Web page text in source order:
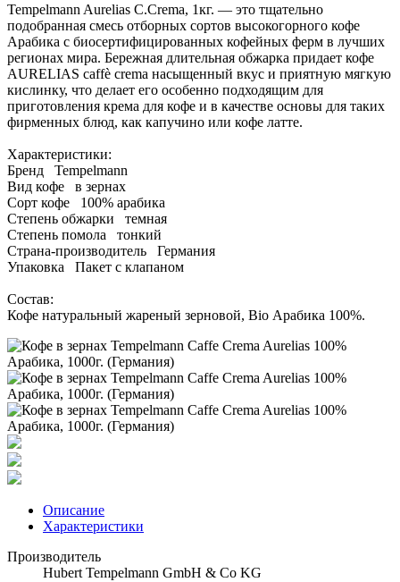
Tempelmann Aurelias C.Crema, 1кг. — это тщательно
подобранная смесь отборных сортов высокогорного кофе
Арабика с биосертифицированных кофейных ферм в лучших
регионах мира. Бережная длительная обжарка придает кофе
AURELIAS caffè crema насыщенный вкус и приятную мягкую
кислинку, что делает его особенно подходящим для
приготовления крема для кофе и в качестве основы для таких
фирменных блюд, как капучино или кофе латте.
Характеристики:
Бренд Tempelmann
Вид кофе в зернах
Сорт кофе 100% арабика
Степень обжарки темная
Степень помола тонкий
Страна-производитель Германия
Упаковка Пакет с клапаном
Состав:
Кофе натуральный жареный зерновой, Bio Арабика 100%.
Описание
Характеристики
Производитель
Hubert Tempelmann GmbH & Co KG